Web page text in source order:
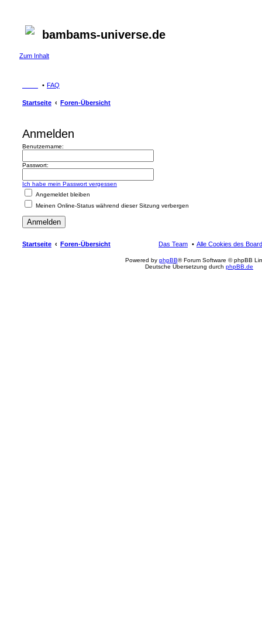
bambams-universe.de
Zum Inhalt
FAQ
Startseite Foren-Übersicht
Anmelden
Benutzername:
Passwort:
Ich habe mein Passwort vergessen
Angemeldet bleiben
Meinen Online-Status während dieser Sitzung verbergen
Startseite Foren-Übersicht Alle Cookies des
Das Team
Powered by phpBB® Forum Software © phpBB
Deutsche Übersetzung durch phpBB.de